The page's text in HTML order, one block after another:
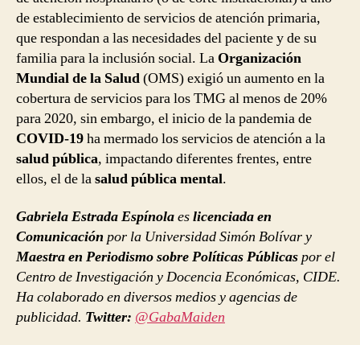
de establecimiento de servicios de atención primaria,
que respondan a las necesidades del paciente y de su
familia para la inclusión social. La Organización
Mundial de la Salud(OMS) exigió un aumento en la
cobertura de servicios para los TMG al menos de 20%
para 2020, sin embargo, el inicio de la pandemia de
COVID-19ha mermado los servicios de atención a la
salud pública, impactando diferentes frentes, entre
ellos, el de lasalud pública mental.
Gabriela Estrada Espínolaeslicenciada en
Comunicación por la Universidad Simón Bolívar y
Maestra en Periodismo sobre Políticas Públicaspor el
Centro de Investigación y Docencia Económicas, CIDE.
Ha colaborado en diversos medios y agencias de
publicidad. Twitter: @GabaMaiden